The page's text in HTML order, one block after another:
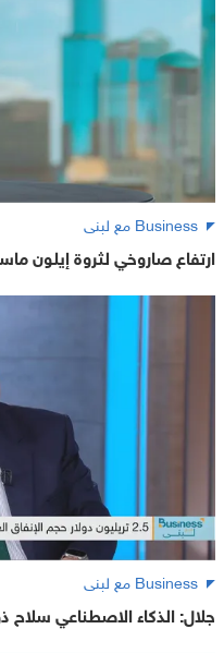
Business مع لبنى
ارتفاع صاروخي لثروة إيلون
Business مع لبنى
جلال: الذكاء الاصطناعي سلاح